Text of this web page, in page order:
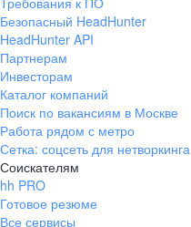
Безопасный HeadHunter
HeadHunter API
Партнерам
Инвесторам
Каталог компаний
Поиск по вакансиям в Москве
Работа рядом с метро
Сетка: соцсеть для нетворкинга
Соискателям
hh PRO
Готовое резюме
Все сервисы